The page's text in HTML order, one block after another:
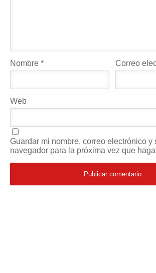
Nombre * Correo
Web
Guardar mi nombre, correo electrónico y
navegador para la próxima vez que